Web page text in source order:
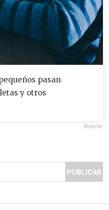
pasan
y otros
Reportar
PUBLICAR